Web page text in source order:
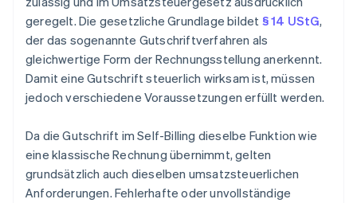
geregelt. Die gesetzliche Grundlage bildet § 14 UStG,
der das sogenannte Gutschriftverfahren als
gleichwertige Form der Rechnungsstellung anerkennt.
Damit eine Gutschrift steuerlich wirksam ist, müssen
jedoch verschiedene Voraussetzungen erfüllt werden.
Da die Gutschrift im Self-Billing dieselbe Funktion wie
eine klassische Rechnung übernimmt, gelten
grundsätzlich auch dieselben umsatzsteuerlichen
Anforderungen. Fehlerhafte oder unvollständige